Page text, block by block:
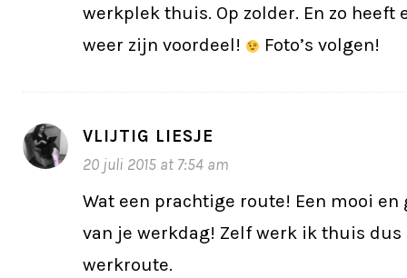
werkplek thuis. Op zolder. En zo heeft
weer zijn voordeel!
Foto’s volgen!
VLIJTIG LIESJE
20 juli 2015 at 7:54 am
Wat een prachtige route! Een mooi en
van je werkdag! Zelf werk ik thuis dus
werkroute.